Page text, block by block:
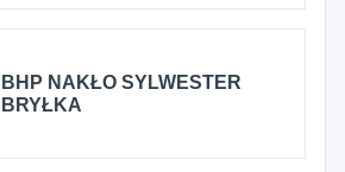
BHP NAKŁO SYLWESTER
BRYŁKA